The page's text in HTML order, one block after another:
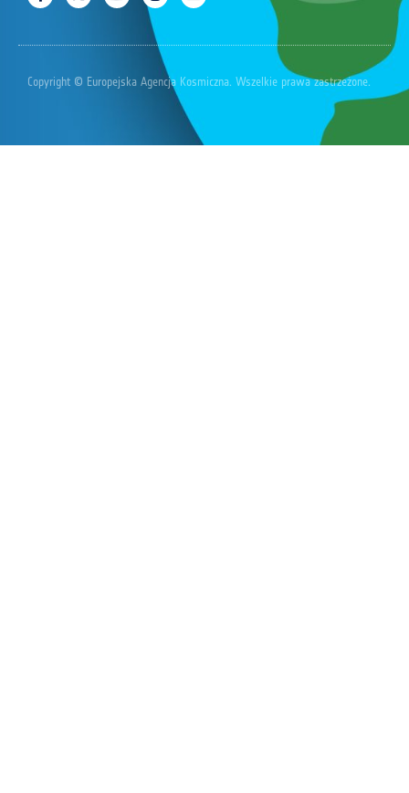
Copyright © Europejska Agencja Kosmiczna. Wszelkie prawa zastrzeżone.